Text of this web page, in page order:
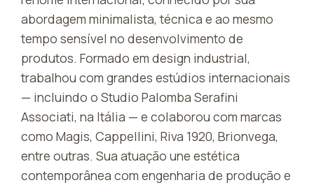
abordagem minimalista, técnica e ao mesmo
tempo sensível no desenvolvimento de
produtos. Formado em design industrial,
trabalhou com grandes estúdios internacionais
— incluindo o Studio Palomba Serafini
Associati, na Itália — e colaborou com marcas
como Magis, Cappellini, Riva 1920, Brionvega,
entre outras. Sua atuação une estética
contemporânea com engenharia de produção e